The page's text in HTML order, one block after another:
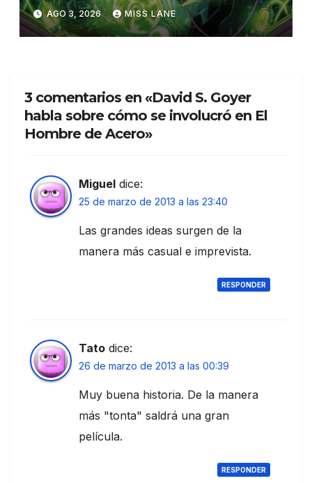
AGO 3, 2026 MISS LANE
3 comentarios en «David S. Goyer
habla sobre cómo se involucró en El
Hombre de Acero»
Miguel dice:
25 de marzo de 2013 a las 23:40
Las grandes ideas surgen de la
manera más casual e imprevista.
RESPONDER
Tato dice:
26 de marzo de 2013 a las 00:39
Muy buena historia. De la manera
más "tonta" saldrá una gran
película.
RESPONDER